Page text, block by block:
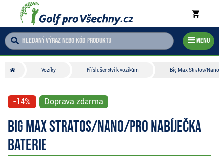
Menu
Vozíky Příslušenství k vozíkům Big Max Stratos/
-14% Doprava zdarma
Big Max Stratos/Nano/Pro nabíječka
baterie